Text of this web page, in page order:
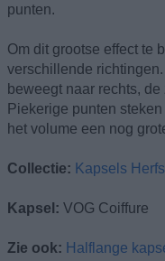
punten.
Om dit grootse effect te
verschillende
beweegt naar rechts,
Piekerige punten
het volume een nog
Collectie: Kapsels
Kapsel: VOG Coiffure
Zie ook: Halflange